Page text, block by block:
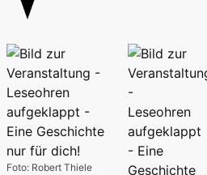
Foto: Robert Thiele